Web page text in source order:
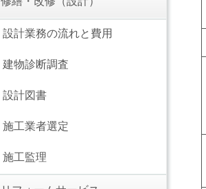
設計業務の流れと費用
建物診断調査
設計図書
施工業者選定
施工監理